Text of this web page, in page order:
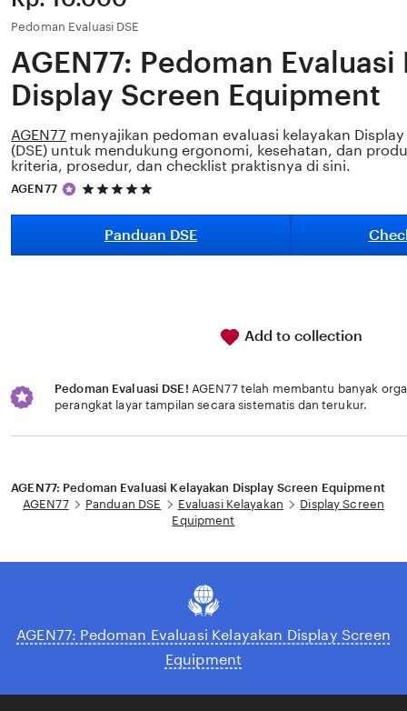
Pedoman Evaluasi DSE
AGEN77: Pedoman Evaluasi
Display Screen Equipment
AGEN77 menyajikan pedoman evaluasi kelayakan
(DSE) untuk mendukung ergonomi, kesehatan, dan
kriteria, prosedur, dan checklist praktisnya di sini.
AGEN77
5
of
Panduan DSE
Add to collection
Pedoman Evaluasi DSE! AGEN77 telah membantu banyak
perangkat layar tampilan secara sistematis dan terukur.
Loading...
AGEN77: Pedoman Evaluasi Kelayakan Display Screen Equipment
AGEN77
Panduan DSE Evaluasi Kelayakan
Display Screen
Equipment
AGEN77: Pedoman Evaluasi Kelayakan Display Screen
Equipment